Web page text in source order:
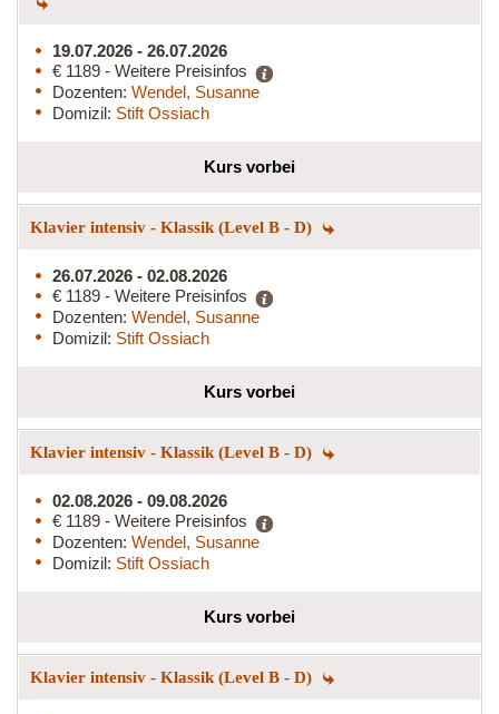
19.07.2026 - 26.07.2026
€ 1189 - Weitere Preisinfos
Dozenten: Wendel, Susanne
Domizil: Stift Ossiach
Kurs vorbei
Klavier intensiv - Klassik (Level B - D)
26.07.2026 - 02.08.2026
€ 1189 - Weitere Preisinfos
Dozenten: Wendel, Susanne
Domizil: Stift Ossiach
Kurs vorbei
Klavier intensiv - Klassik (Level B - D)
02.08.2026 - 09.08.2026
€ 1189 - Weitere Preisinfos
Dozenten: Wendel, Susanne
Domizil: Stift Ossiach
Kurs vorbei
Klavier intensiv - Klassik (Level B - D)